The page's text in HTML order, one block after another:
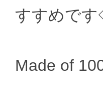
すすめで
Made of